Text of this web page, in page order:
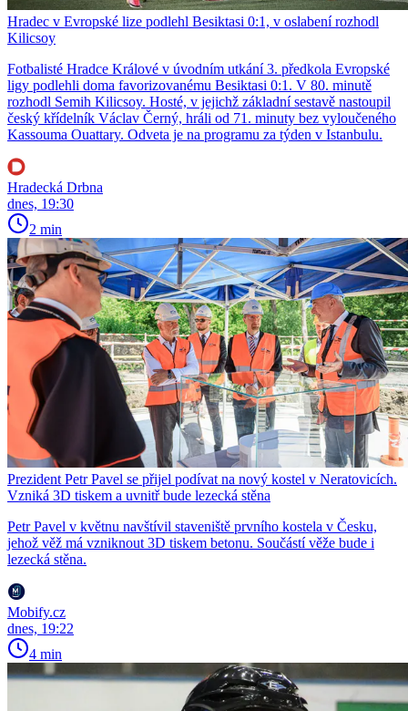
Hradec v Evropské lize podlehl Besiktasi 0:1, v oslabení rozhodl
Kilicsoy
Fotbalisté Hradce Králové v úvodním utkání 3. předkola Evropské
ligy podlehli doma favorizovanému Besiktasi 0:1. V 80. minutě
rozhodl Semih Kilicsoy. Hosté, v jejichž základní sestavě nastoupil
český křídelník Václav Černý, hráli od 71. minuty bez vyloučeného
Kassouma Ouattary. Odveta je na programu za týden v Istanbulu.
Hradecká Drbna
dnes, 19:30
2 min
Prezident Petr Pavel se přijel podívat na nový kostel v Neratovicích.
Vzniká 3D tiskem a uvnitř bude lezecká stěna
Petr Pavel v květnu navštívil staveniště prvního kostela v Česku,
jehož věž má vzniknout 3D tiskem betonu. Součástí věže bude i
lezecká stěna.
Mobify.cz
dnes, 19:22
4 min